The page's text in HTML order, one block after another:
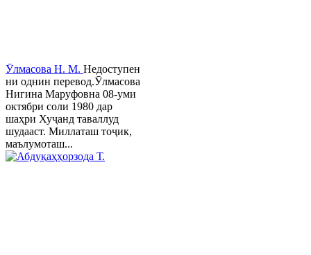
Ӯлмасова Н. М. Недоступен
ни однин перевод.Ӯлмасова
Нигина Маруфовна 08-уми
октябри соли 1980 дар
шаҳри Хуҷанд таваллуд
шудааст. Миллаташ тоҷик,
маълумоташ...